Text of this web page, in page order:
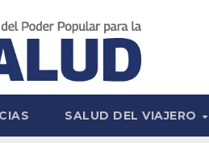
SALUD DEL VIAJERO